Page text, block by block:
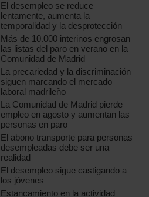
El desempleo se reduce
lentamente, aumenta la
temporalidad y la desprotección
Más de 10.000 interinos engrosan
las listas del paro en verano en la
Comunidad de Madrid
La precariedad y la discriminación
siguen marcando el mercado
laboral madrileño
La Comunidad de Madrid pierde
empleo en agosto y aumentan las
personas en paro
El abono transporte para personas
desempleadas debe ser una
realidad
El desempleo sigue castigando a
los jóvenes
Estancamiento en la actividad